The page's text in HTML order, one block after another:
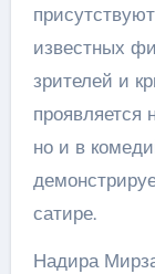
известных
зрителей и
проявляется
но и в
сатире.
Надира